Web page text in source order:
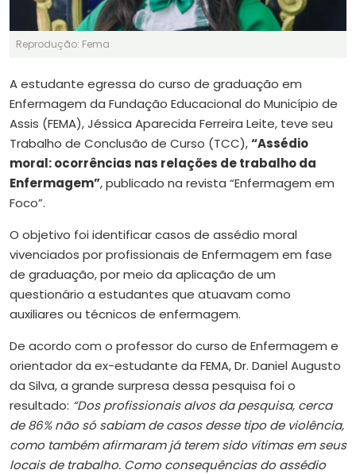
Reprodução: Fema
A estudante egressa do curso de graduação em
Enfermagem da Fundação Educacional do Município de
Assis (FEMA), Jéssica Aparecida Ferreira Leite, teve seu
Trabalho de Conclusão de Curso (TCC),“Assédio
moral: ocorrências nas relações de trabalho da
Enfermagem”, publicado na revista “Enfermagem em
Foco”.
O objetivo foi identificar casos de assédio moral
vivenciados por profissionais de Enfermagem em fase
de graduação, por meio da aplicação de um
questionário a estudantes que atuavam como
auxiliares ou técnicos de enfermagem.
De acordo com o professor do curso de Enfermagem e
orientador da ex-estudante da FEMA, Dr. Daniel Augusto
da Silva, a grande surpresa dessa pesquisa foi o
resultado: “Dos profissionais alvos da pesquisa, cerca
de 86% não só sabiam de casos desse tipo de violência,
como também afirmaram já terem sido vítimas em seus
locais de trabalho. Como consequências do assédio